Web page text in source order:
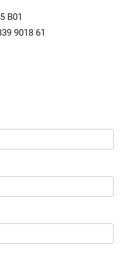
B01
9018 61